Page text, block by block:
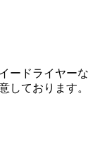
ードライヤーな
しております。